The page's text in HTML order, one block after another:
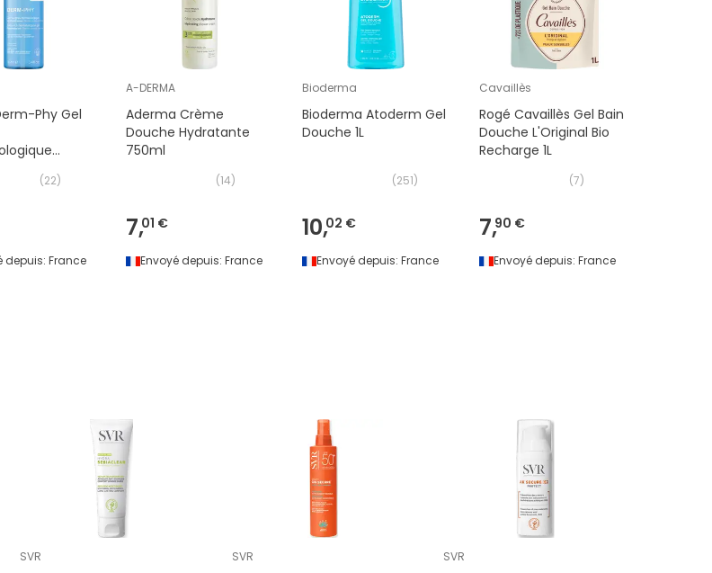
Phy Gel
(22)
depuis: France
A-DERMA
Aderma Crème
Douche Hydratante
750ml
(14)
7,01 €
Envoyé depuis: France
Bioderma
Bioderma Atoderm Gel
Douche 1L
(251)
10,02 €
Envoyé depuis: France
Cavaillès
Rogé Cavaillès Gel Bain
Douche L'Original Bio
Recharge 1L
(7)
7,90 €
Envoyé depuis: France
SVR SVR SVR